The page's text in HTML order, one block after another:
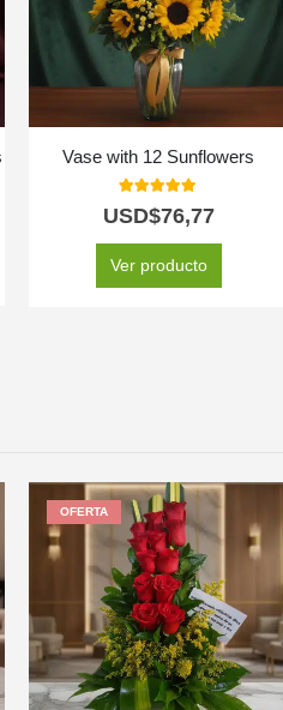
Vase with 12 Sunflowers
out of 5
USD$76,77
Ver producto
OFERTA